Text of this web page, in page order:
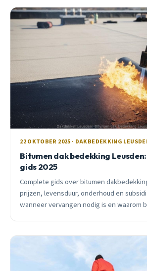
22 OKTOBER 2025 · DAKBEDEKKING
Bitumen dak bedekking
gids 2025
Complete gids over bitumen
prijzen, levensduur, onderhoud en
wanneer vervangen nodig is en waarom